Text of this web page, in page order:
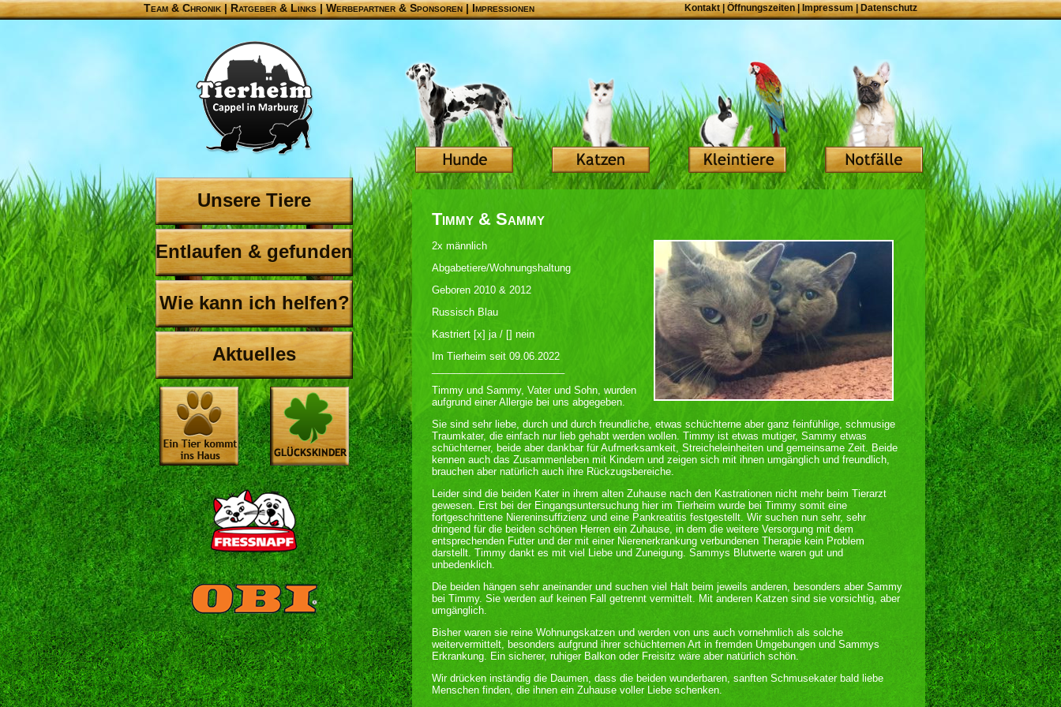
Team & Chronik |Ratgeber & Links|Werbepartner & Sponsoren|Impressionen Kontakt Öffnungszeiten| Impressum|Datenschutz
Unsere Tiere
Entlaufen & gefunden
Wie kann ich helfen?
Aktuelles
Timmy & Sammy
2x männlich
Abgabetiere/Wohnungshaltung
Geboren 2010 & 2012
Russisch Blau
Kastriert [x] ja / [] nein
Im Tierheim seit 09.06.2022
Timmy und Sammy, Vater und Sohn, wurden
aufgrund einer Allergie bei uns abgegeben.
Sie sind sehr liebe, durch und durch freundliche, etwas schüchterne aber ganz feinfühlige, schmusige
Traumkater, die einfach nur lieb gehabt werden wollen. Timmy ist etwas mutiger, Sammy etwas
schüchterner, beide aber dankbar für Aufmerksamkeit, Streicheleinheiten und gemeinsame Zeit. Beide
kennen auch das Zusammenleben mit Kindern und zeigen sich mit ihnen umgänglich und freundlich,
brauchen aber natürlich auch ihre Rückzugsbereiche.
Leider sind die beiden Kater in ihrem alten Zuhause nach den Kastrationen nicht mehr beim Tierarzt
gewesen. Erst bei der Eingangsuntersuchung hier im Tierheim wurde bei Timmy somit eine
fortgeschrittene Niereninsuffizienz und eine Pankreatitis festgestellt. Wir suchen nun sehr, sehr
dringend für die beiden schönen Herren ein Zuhause, in dem die weitere Versorgung mit dem
entsprechenden Futter und der mit einer Nierenerkrankung verbundenen Therapie kein Problem
darstellt. Timmy dankt es mit viel Liebe und Zuneigung. Sammys Blutwerte waren gut und
unbedenklich.
Die beiden hängen sehr aneinander und suchen viel Halt beim jeweils anderen, besonders aber Sammy
bei Timmy. Sie werden auf keinen Fall getrennt vermittelt. Mit anderen Katzen sind sie vorsichtig, aber
umgänglich.
Bisher waren sie reine Wohnungskatzen und werden von uns auch vornehmlich als solche
weitervermittelt, besonders aufgrund ihrer schüchternen Art in fremden Umgebungen und Sammys
Erkrankung. Ein sicherer, ruhiger Balkon oder Freisitz wäre aber natürlich schön.
Wir drücken inständig die Daumen, dass die beiden wunderbaren, sanften Schmusekater bald liebe
Menschen finden, die ihnen ein Zuhause voller Liebe schenken.